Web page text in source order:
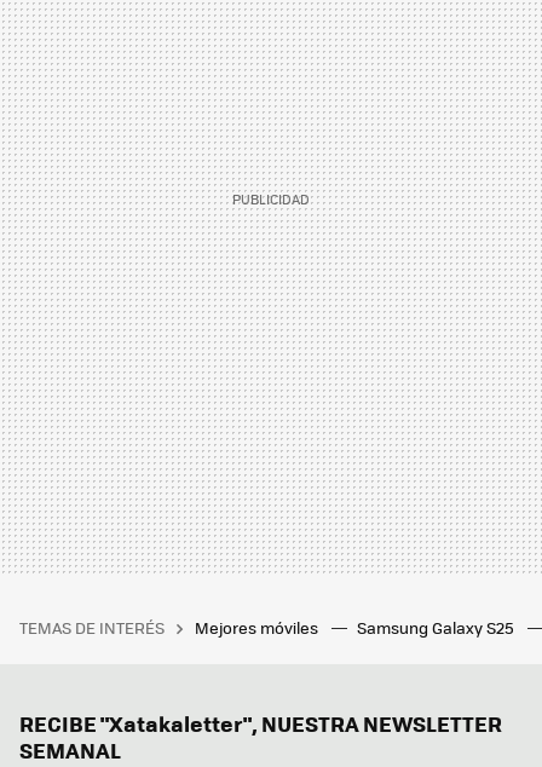
TEMAS DE INTERÉS Mejores móviles Samsung Galaxy S25
RECIBE "Xatakaletter", NUESTRA NEWSLETTER
SEMANAL